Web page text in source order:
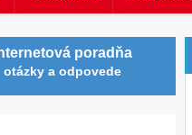
poradňa
otázky a odpovede